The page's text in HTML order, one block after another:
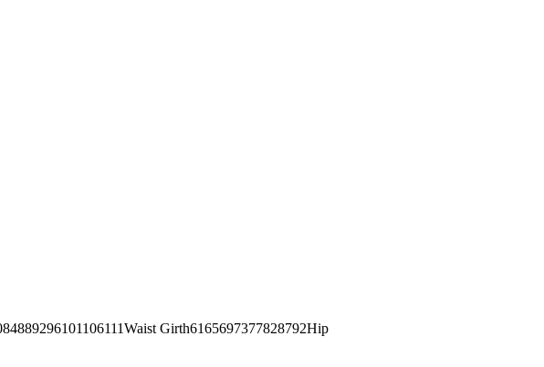
Girth6165697377828792Hip